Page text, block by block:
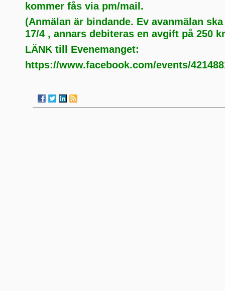
kommer fås via pm/mail.
(Anmälan är bindande. Ev avanmälan
17/4 , annars debiteras en avgift på 250
LÄNK till Evenemanget:
https://www.facebook.com/events/